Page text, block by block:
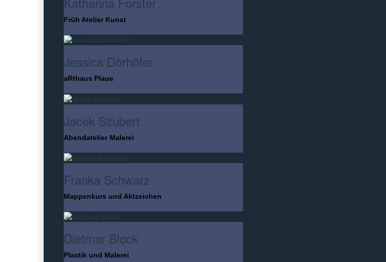
Früh Atelier Kunst
Jessica Dörhöfer
aRthaus Plaue
Jacek Szubert
Abendatelier Malerei
Franka Schwarz
Mappenkurs und Aktzeichen
Dietmar Block
Plastik und Malerei